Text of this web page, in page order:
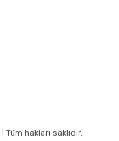
| Tüm hakları saklıdır.